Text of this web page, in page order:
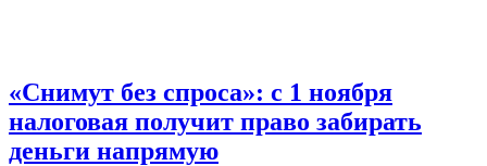
«Снимут без спроса»: с 1 ноября
налоговая получит право забирать
деньги напрямую